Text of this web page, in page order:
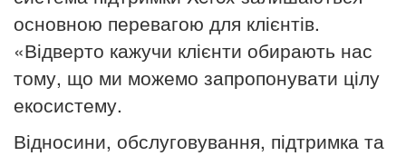
основною перевагою для клієнтів.
«Відверто кажучи клієнти обирають нас
тому, що ми можемо запропонувати цілу
екосистему.
Відносини, обслуговування, підтримка та